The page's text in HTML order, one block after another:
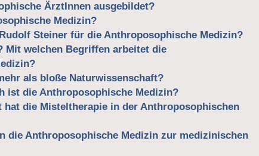
ÄrztInnen ausgebildet?
Medizin?
Steiner für die Anthroposophische Medizin?
Mit welchen Begriffen arbeitet die
als bloße Naturwissenschaft?
ist die Anthroposophische Medizin?
hat die Misteltherapie in der Anthroposophischen
die Anthroposophische Medizin zur medizinischen